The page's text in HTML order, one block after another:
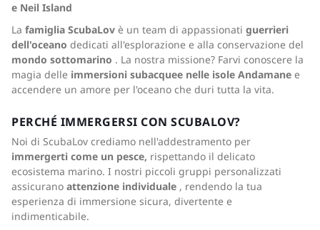
e Neil Island
La famiglia ScubaLov è un team di appassionati guerrieri
dell'oceano dedicati all'esplorazione e alla conservazione del
mondo sottomarino . La nostra missione? Farvi conoscere la
magia delle immersioni subacquee nelle isole Andamane e
accendere un amore per l'oceano che duri tutta la vita.
PERCHÉ IMMERGERSI CON SCUBALOV?
Noi di ScubaLov crediamo nell'addestramento per
immergerti come un pesce, rispettando il delicato
ecosistema marino. I nostri piccoli gruppi personalizzati
assicurano attenzione individuale , rendendo la tua
esperienza di immersione sicura, divertente e
indimenticabile.